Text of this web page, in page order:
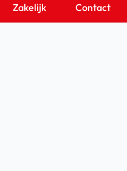
Zakelijk Contact